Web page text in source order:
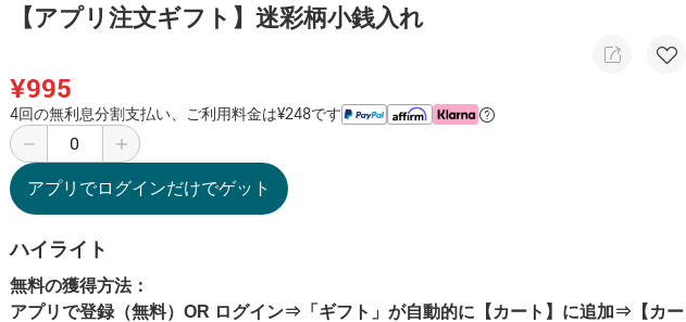
【アプリ注文ギフト】迷彩柄小銭入れ
¥995
4回の無利息分割支払い、ご利用料金は¥248です
アプリでログインだけでゲット
ハイライト
無料の獲得方法：
アプリで登録（無料） OR ログイン⇒「ギフト」が自動的に【カート】に追加⇒【カー